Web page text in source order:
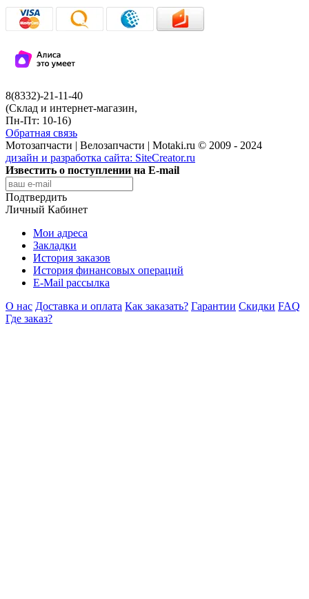
8(8332)-21-11-40
(Склад и интернет-магазин,
Пн-Пт: 10-16)
Обратная связь
Мотозапчасти | Велозапчасти | Motaki.ru © 2009 - 2024
дизайн и разработка сайта: SiteCreator.ru
Известить о поступлении на E-mail
Подтвердить
Личный Кабинет
Мои адреса
Закладки
История заказов
История финансовых операций
E-Mail рассылка
О нас Доставка и оплата Как заказать? Гарантии Скидки FAQ
Где заказ?